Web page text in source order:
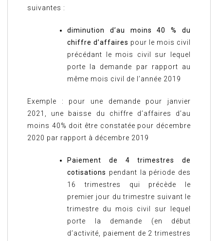
suivantes :
diminution d’au moins 40 % du
chiffre d’affaires pour le mois civil
précédant le mois civil sur lequel
porte la demande par rapport au
même mois civil de l’année 2019
Exemple : pour une demande pour janvier
2021, une baisse du chiffre d’affaires d’au
moins 40% doit être constatée pour décembre
2020 par rapport à décembre 2019
Paiement de 4 trimestres de
cotisations pendant la période des
16 trimestres qui précède le
premier jour du trimestre suivant le
trimestre du mois civil sur lequel
porte la demande (en début
d’activité, paiement de 2 trimestres